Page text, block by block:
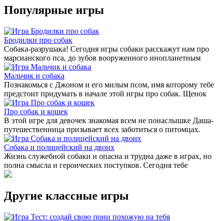
Популярные игры
Бродилки про собак
Собака-разрушака! Сегодня игры собаки расскажут нам про
марсианского пса, до зубов вооруженного инопланетным
Мальчик и собака
Познакомься с Джоном и его милым псом, имя которому тебе
предстоит придумать в начале этой игры про собак. Щенок
Про собак и кошек
В этой игре для девочек знакомая всем не понаслышке Даша-
путешественница призывает всех заботиться о питомцах.
Собака и полицейский на двоих
Жизнь служебной собаки и опасна и трудна даже в играх, но
полна смысла и героических поступков. Сегодня тебе
Другие классные игры